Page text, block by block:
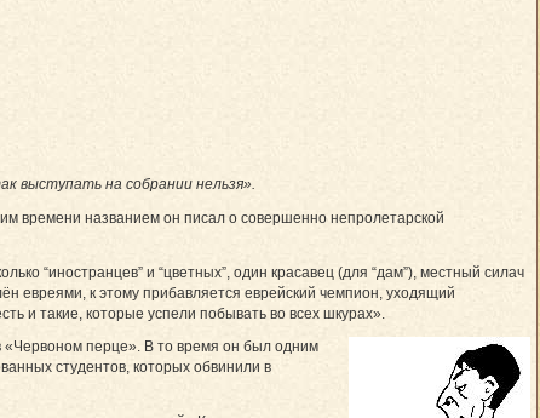
выступать на собрании нельзя».
времени названием он писал о совершенно непролетарской
“иностранцев” и “цветных”, один красавец (для “дам”), местный силач
евреями, к этому прибавляется еврейский чемпион, уходящий
и такие, которые успели побывать во всех шкурах».
«Червоном перце». В то время он был одним
студентов, которых обвинили в